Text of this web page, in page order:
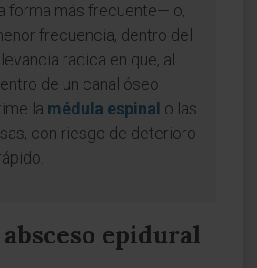
forma más frecuente— o,
frecuencia, dentro del
radica en que, al
de un canal óseo
la médula espinal o las
con riesgo de deterioro
epidural